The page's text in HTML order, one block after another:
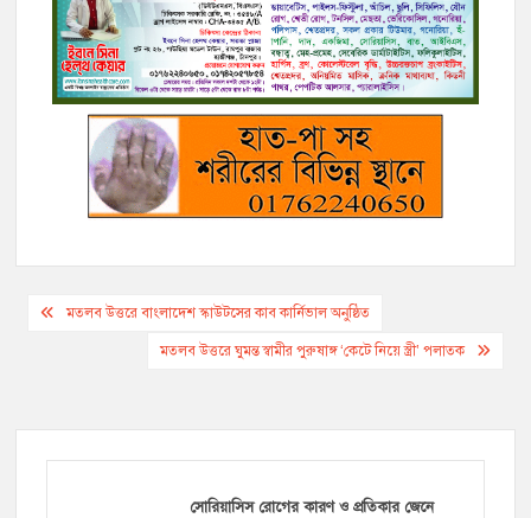
b
o
o
k
t
e
r
L
i
n
k
l
r
e
n
g
e
r
g
a
m
s
A
p
p
e
Post
navigation
মতলব উত্তরে বাংলাদেশ স্কাউটসের কাব কার্নিভাল অনুষ্ঠিত
মতলব উত্তরে ঘুমন্ত স্বামীর পুরুষাঙ্গ ‘কেটে নিয়ে স্ত্রী’ পলাতক
সোরিয়াসিস রোগের কারণ ও প্রতিকার জেনে